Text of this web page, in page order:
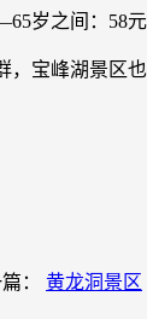
岁之间：58元
，宝峰湖景区
： 黄龙洞景区